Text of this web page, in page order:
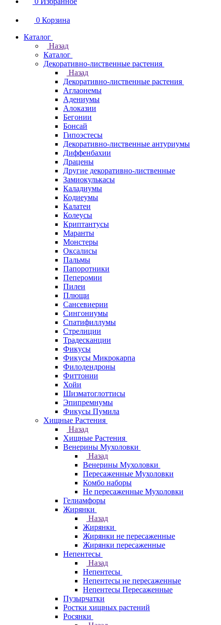
0 Корзина
Каталог
Назад
Каталог
Декоративно-лиственные растения
Назад
Декоративно-лиственные растения
Аглаонемы
Адениумы
Алоказии
Бегонии
Бонсай
Гипоэстесы
Декоративно-лиственные антуриумы
Диффенбахии
Драцены
Другие декоративно-лиственные
Замиокулькасы
Каладиумы
Кодиеумы
Калатеи
Колеусы
Криптантусы
Маранты
Монстеры
Оксалисы
Пальмы
Папоротники
Пеперомии
Пилеи
Плющи
Сансевиерии
Сингониумы
Спатифиллумы
Стрелиции
Традесканции
Фикусы
Фикусы Микрокарпа
Филодендроны
Фиттонии
Хойи
Шизматоглоттисы
Эпипремнумы
Фикусы Пумила
Хищные Растения
Назад
Хищные Растения
Венерины Мухоловки
Назад
Венерины Мухоловки
Пересаженные Мухоловки
Комбо наборы
Не пересаженные Мухоловки
Гелиамфоры
Жирянки
Назад
Жирянки
Жирянки не пересаженные
Жирянки пересаженные
Непентесы
Назад
Непентесы
Непентесы не пересаженные
Непентесы Пересаженные
Пузырчатки
Ростки хищных растений
Росянки